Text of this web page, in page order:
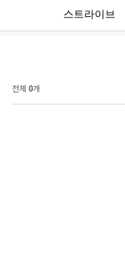
스트라이브
전체 0개